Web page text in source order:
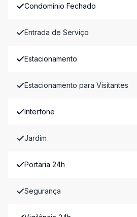
Condomínio Fechado
Entrada de Serviço
Estacionamento
Estacionamento para Visitantes
Interfone
Jardim
Portaria 24h
Segurança